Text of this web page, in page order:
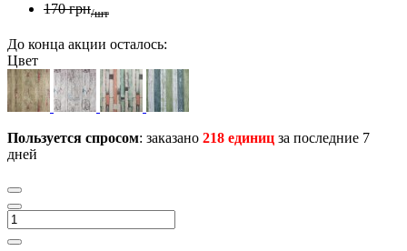
170 грн/шт
До конца акции осталось:
Цвет
Пользуется спросом: заказано 218 единиц за последние 7
дней